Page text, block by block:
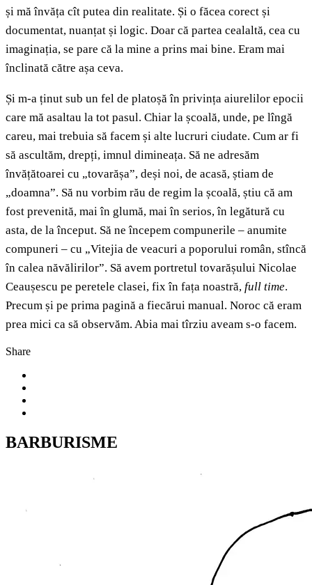
și mă învăța cît putea din realitate. Și o făcea corect și
documentat, nuanțat și logic. Doar că partea cealaltă, cea cu
imaginația, se pare că la mine a prins mai bine. Eram mai
înclinată către așa ceva.
Și m-a ținut sub un fel de platoșă în privința aiurelilor epocii
care mă asaltau la tot pasul. Chiar la școală, unde, pe lîngă
careu, mai trebuia să facem și alte lucruri ciudate. Cum ar fi
să ascultăm, drepți, imnul dimineața. Să ne adresăm
învățătoarei cu „tovarășa”, deși noi, de acasă, știam de
„doamna”. Să nu vorbim rău de regim la școală, știu că am
fost prevenită, mai în glumă, mai în serios, în legătură cu
asta, de la început. Să ne începem compunerile – anumite
compuneri – cu „Vitejia de veacuri a poporului român, stîncă
în calea năvălirilor”. Să avem portretul tovarășului Nicolae
Ceaușescu pe peretele clasei, fix în fața noastră, full time.
Precum și pe prima pagină a fiecărui manual. Noroc că eram
prea mici ca să observăm. Abia mai tîrziu aveam s-o facem.
Share
BARBURISME